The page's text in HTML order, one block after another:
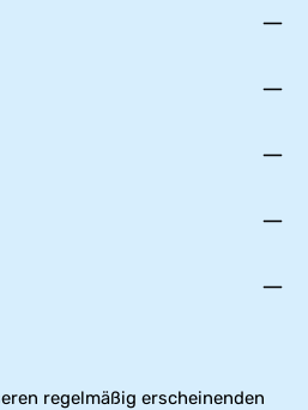
regelmäßig erscheinenden